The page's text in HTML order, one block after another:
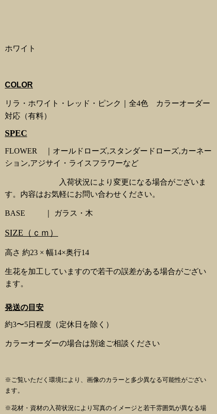
ホワイト
COLOR
リラ・ホワイト・レッド・ピンク｜全4色 カラーオーダー
対応（有料）
SPEC
FLOWER ｜オールドローズ,スタンダードローズ,カーネー
ション,アジサイ・ライスフラワーなど
入荷状況により変更になる場合がございま
す。内容はお気軽にお問い合わせください。
BASE ｜ ガラス・木
SIZE（ｃｍ）
高さ 約23 × 幅14×奥行14
生花を加工していますので若干の誤差がある場合がござい
ます。
発送の目安
約3〜5日程度（定休日を除く）
カラーオーダーの場合は別途ご相談ください
※ご覧いただく環境により、 画像のカラーと多少異なる可能性がござい
ます。
※花材・資材の入荷状況により写真のイメージと若干雰囲気が異なる場